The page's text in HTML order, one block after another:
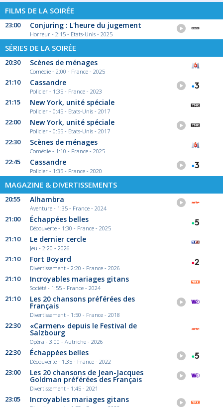
FILMS DE LA SOIRÉE
23:00 Conjuring : L'heure du jugement
Horreur - 2:15 - Etats-Unis - 2025
SÉRIES DE LA SOIRÉE
20:30 Scènes de ménages
Comédie - 2:00 - France - 2025
21:10 Cassandre
Policier - 1:35 - France - 2023
21:15 New York, unité spéciale
Policier - 0:45 - Etats-Unis - 2017
22:00 New York, unité spéciale
Policier - 0:55 - Etats-Unis - 2017
22:30 Scènes de ménages
Comédie - 1:10 - France - 2025
22:45 Cassandre
Policier - 1:35 - France - 2020
MAGAZINE & DIVERTISSEMENTS
20:55 Alhambra
Aventure - 1:35 - France - 2024
21:00 Échappées belles
Découverte - 1:30 - France - 2025
21:10 Le dernier cercle
Jeu - 2:20 - 2026
21:10 Fort Boyard
Divertissement - 2:20 - France - 2026
21:10 Incroyables mariages gitans
Société - 1:55 - France - 2024
21:10 Les 20 chansons préférées des
Français
Divertissement - 1:50 - France - 2018
22:30 «Carmen» depuis le Festival de
Salzbourg
Opéra - 3:00 - Autriche - 2026
22:30 Échappées belles
Découverte - 1:35 - France - 2022
23:00 Les 20 chansons de Jean-Jacques
Goldman préférées des Français
Divertissement - 1:45 - 2021
23:05 Incroyables mariages gitans